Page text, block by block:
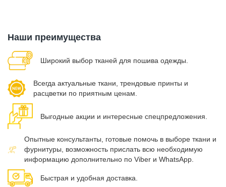
Наши преимущества
Широкий выбор тканей для пошива одежды.
Всегда актуальные ткани, трендовые принты и
расцветки по приятным ценам.
Выгодные акции и интересные спецпредложения.
Опытные консультанты, готовые помочь в выборе ткани и
фурнитуры, возможность прислать всю необходимую
информацию дополнительно по Viber и WhatsApp.
Быстрая и удобная доставка.